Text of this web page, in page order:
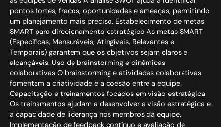
pontos fortes, fracos, oportunidades e ameaças, permitindo
um planejamento mais preciso. Estabelecimento de metas
SMART para direcionamento estratégico As metas SMART
(Específicas, Mensuráveis, Atingíveis, Relevantes e
Temporais) garantem que os objetivos sejam claros e
alcançáveis. Uso de brainstorming e dinâmicas
colaborativas O brainstorming e atividades colaborativas
fomentam a criatividade e a coesão entre a equipe.
Capacitação e treinamentos focados em visão estratégica
Os treinamentos ajudam a desenvolver a visão estratégica e
a capacidade de liderança nos membros da equipe.
Implementação de feedback contínuo e avaliação de